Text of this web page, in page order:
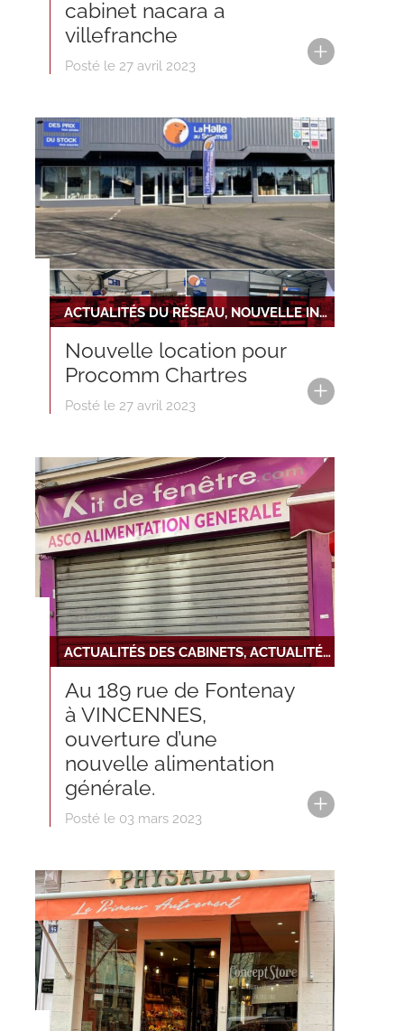
cabinet nacara a
villefranche
Posté le 27 avril 2023
ACTUALITÉS DU RÉSEAU, NOUVELLE INSTALLATION
Nouvelle location pour
Procomm Chartres
Posté le 27 avril 2023
ACTUALITÉS DES CABINETS, ACTUALITÉS DU RÉSEAU
Au 189 rue de Fontenay
à VINCENNES,
ouverture d’une
nouvelle alimentation
générale.
Posté le 03 mars 2023